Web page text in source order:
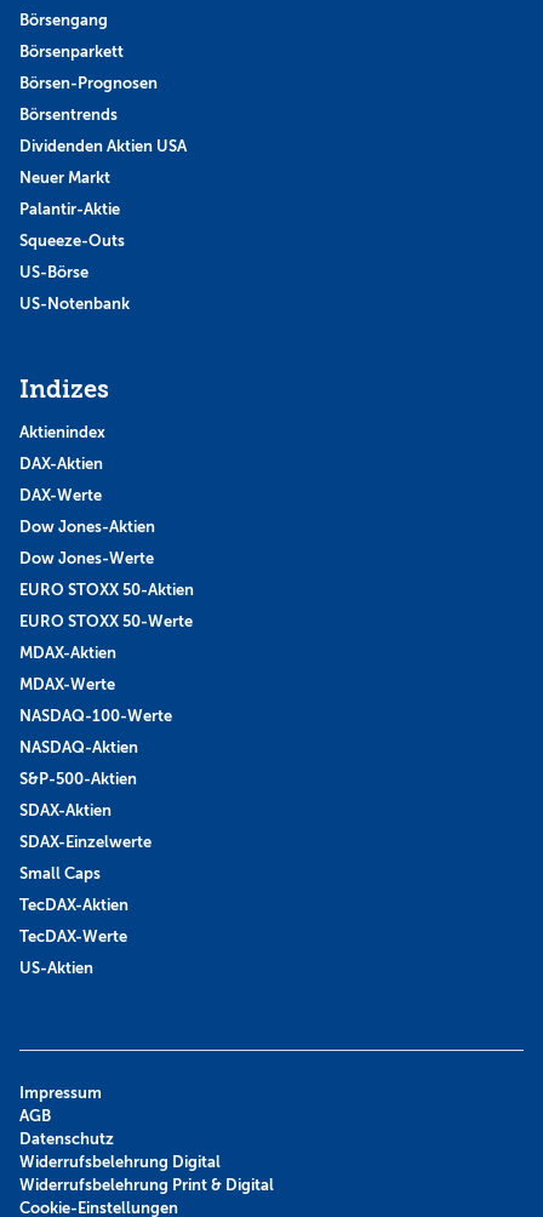
Börsengang
Börsenparkett
Börsen-Prognosen
Börsentrends
Dividenden Aktien USA
Neuer Markt
Palantir-Aktie
Squeeze-Outs
US-Börse
US-Notenbank
Indizes
Aktienindex
DAX-Aktien
DAX-Werte
Dow Jones-Aktien
Dow Jones-Werte
EURO STOXX 50-Aktien
EURO STOXX 50-Werte
MDAX-Aktien
MDAX-Werte
NASDAQ-100-Werte
NASDAQ-Aktien
S&P-500-Aktien
SDAX-Aktien
SDAX-Einzelwerte
Small Caps
TecDAX-Aktien
TecDAX-Werte
US-Aktien
Impressum
AGB
Datenschutz
Widerrufsbelehrung Digital
Widerrufsbelehrung Print & Digital
Cookie-Einstellungen